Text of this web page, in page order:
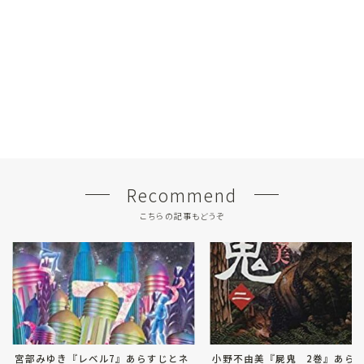
Recommend
こちらの記事もどうぞ
宮部みゆき『レベル7』あらすじとネ
小野不由美『屍鬼 2巻』あら